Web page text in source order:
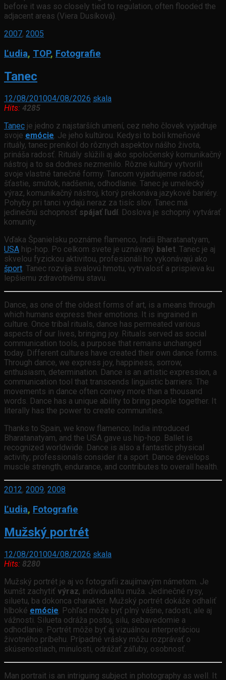
before it was so closely tied to regulation, often flooded the
adjacent areas (Viera Dusíková).
2007, 2005
Ľudia, TOP, Fotografie
Tanec
12/08/201004/08/2026 skala
Hits: 4285
Tanec je jedno z najstarších umení, cez neho človek vyjadruje
svoje emócie. Je jeho kultúrou. Kedysi to boli kmeňové
rituály, tanec prenikol do rôznych aspektov nášho života,
prináša radosť. Rituály slúžili aj ako spoločenský komunikačný
nástroj a to sa dodnes nezmenilo. Rôzne kultúry vytvorili
svoje vlastné tanečné formy. Tancom vyjadrujeme radosť,
šťastie, smútok, nadšenie, odhodlanie. Tanec je umelecký
výraz, komunikačný nástroj, ktorý prekonáva jazykové bariéry.
Pohyby pri tanci vydajú neraz za tisíc slov. Tanec má
jedinečnú schopnosť spájať ľudí. Doslova je schopný vytvárať
komunity.
Vďaka Španielsku poznáme flamenco, Indii Bharatanatyam,
USA hip-hop. Po celkom svete je uznávaný balet. Tanec je aj
skvelou fyzickou aktivitou, profesionáli ho vykonávajú ako
šport. Tanec rozvíja svalovú hmotu, vytrvalosť a prispieva ku
lepšiemu zdravotnému stavu.
Dance, as one of the oldest forms of art, is a means through
which humans express their emotions. It is ingrained in
culture. Once tribal rituals, dance has permeated various
aspects of our lives, bringing joy. Rituals served as social
communication tools, a purpose that remains unchanged
today. Different cultures have created their own dance forms.
Through dance, we express joy, happiness, sorrow,
enthusiasm, determination. Dance is an artistic expression, a
communication tool that transcends linguistic barriers. The
movements in dance often convey more than a thousand
words. Dance has a unique ability to bring people together. It
literally has the power to create communities.
Thanks to Spain, we know flamenco; India introduced
Bharatanatyam, and the USA gave us hip-hop. Ballet is
recognized worldwide. Dance is also a fantastic physical
activity; professionals consider it a sport. Dance develops
muscle strength, endurance, and contributes to overall health.
2012, 2009, 2008
Ľudia, Fotografie
Mužský portrét
12/08/201004/08/2026 skala
Hits: 8280
Mužský portrét je aj vo fotografii zaujímavým námetom. Je
kumšt zachytiť výraz, individualitu muža. Jedinečné rysy,
siluetu, ba dokonca charakter. Mužský portrét dokáže odhaliť
hlboké emócie . Pohľad môže byť plný vášne, radosti, ale aj
vážnosti. Silueta odráža postoj, silu, sebavedomie a
odhodlanie. Portrét môže byť aj vizuálnou interpretáciou
životného príbehu. Prípadné vrásky môžu rozprávať o
skúsenostiach, minulosti, odrážať záľuby, osobnosť.
Man portrait is an intriguing subject in photography as well. It